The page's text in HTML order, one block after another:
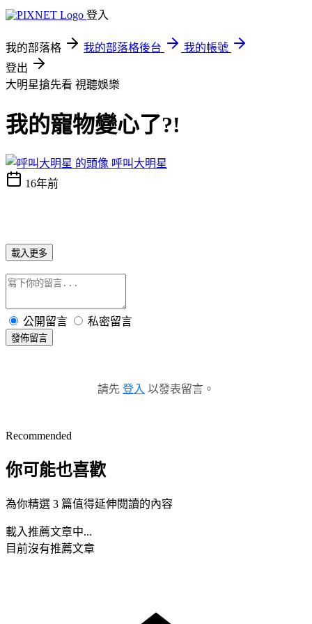
登入
我的部落格 我的部落格後台
我的帳號
登出
大明星搶先看 視聽娛樂
我的寵物變心了?!
呼叫大明星
16年前
載入更多
公開留言 私密留言
發佈留言
請先 登入 以發表留言。
Recommended
你可能也喜歡
為你精選 3 篇值得延伸閱讀的內容
載入推薦文章中...
目前沒有推薦文章